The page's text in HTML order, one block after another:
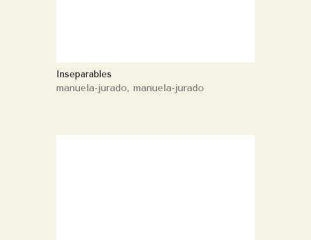
Inseparables
manuela-jurado, manuela-jurado